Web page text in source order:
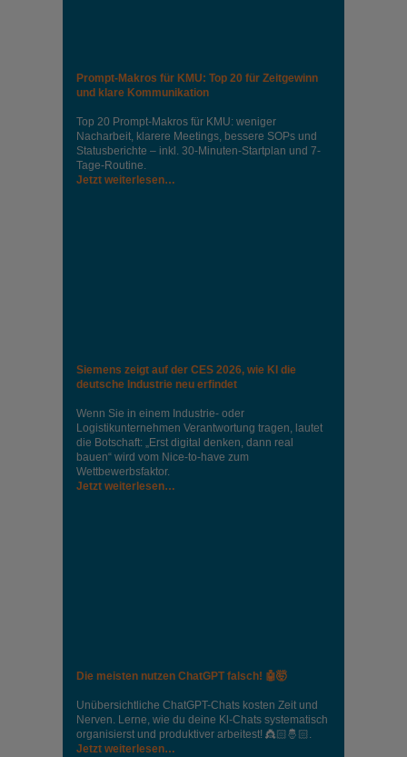
Prompt-Makros für KMU: Top 20 für Zeitgewinn
und klare Kommunikation
Top 20 Prompt-Makros für KMU: weniger
Nacharbeit, klarere Meetings, bessere SOPs und
Statusberichte – inkl. 30-Minuten-Startplan und 7-
Tage-Routine.
Jetzt weiterlesen…
Siemens zeigt auf der CES 2026, wie KI die
deutsche Industrie neu erfindet
Wenn Sie in einem Industrie‑ oder
Logistikunternehmen Verantwortung tragen, lautet
die Botschaft: „Erst digital denken, dann real
bauen“ wird vom Nice‑to‑have zum
Wettbewerbsfaktor.
Jetzt weiterlesen…
Die meisten nutzen ChatGPT falsch! 🤖🤯
Unübersichtliche ChatGPT-Chats kosten Zeit und
Nerven. Lerne, wie du deine Kl-Chats systematisch
organisierst und produktiver arbeitest! 👸🏻🤴🏻.
Jetzt weiterlesen…